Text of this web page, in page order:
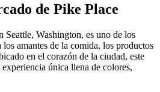
de Pike Place
Seattle, Washington, es uno de los
los amantes de la comida, los productos
en el corazón de la ciudad, este
única llena de colores,